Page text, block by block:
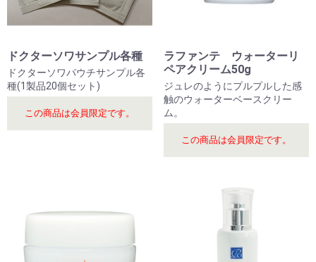
ドクターソワサンプル各種
ドクターソワパウチサンプル各
種(1製品20個セット)
この商品は会員限定です。
ラファンテ ウォーターリ
ペアクリーム50g
ジュレのようにプルプルした感
触のウォーターベースクリー
ム。
この商品は会員限定です。